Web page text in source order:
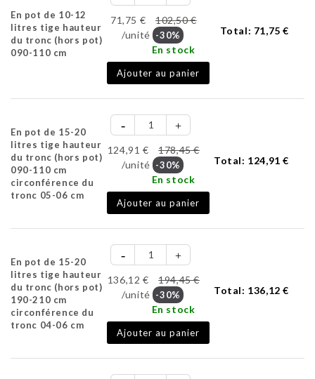
En pot de 10-12
litres tige hauteur
du tronc (hors pot)
090-110 cm
71,75 €
102,50 €
/unité -30%
En stock
Ajouter au panier
Total: 71,75 €
En pot de 15-20
litres tige hauteur
du tronc (hors pot)
090-110 cm
circonférence du
tronc 05-06 cm
124,91 €
178,45 €
/unité -30%
En stock
Ajouter au panier
Total: 124,91 €
En pot de 15-20
litres tige hauteur
du tronc (hors pot)
190-210 cm
circonférence du
tronc 04-06 cm
136,12 €
194,45 €
/unité -30%
En stock
Ajouter au panier
Total: 136,12 €